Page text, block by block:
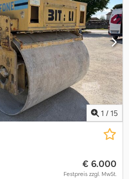
des Fahrzeuges und stellt keine
Sinne dar. Ausschlaggebend
Unser Angebot ist
Falls neue TÜV-Abnahme
Ihnen gerne ein Angebot unserer
kann mit Werbung beklebt
gelten unsere allgemeinen Liefer-
1 / 15
€ 6.000
Festpreis zzgl. MwSt.